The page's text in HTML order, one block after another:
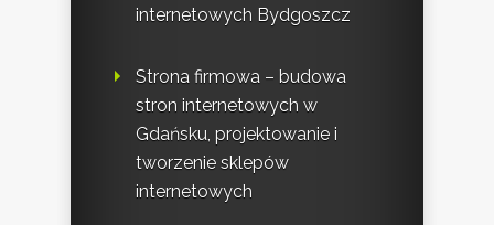
internetowych Bydgoszcz
Strona firmowa – budowa
stron internetowych w
Gdańsku, projektowanie i
tworzenie sklepów
internetowych